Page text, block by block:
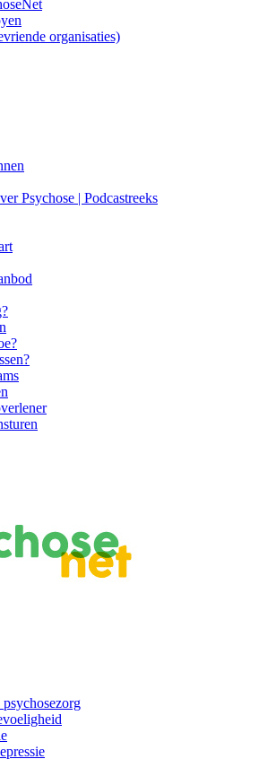
organisaties)
Psychose | Podcastreeks